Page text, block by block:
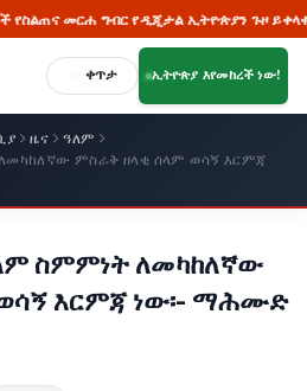
ግብር የዲጂታል ኢትዮጵያን ጉዞ ይቀላቀሉ
ቀጥታ ኢትዮጵያ እየመከረች ነው!
ዜና
ዓለም
ምስራቅ ዘላቂ ሰላም ወሳኝ እርምጃ
ስምምነት ለመካከለኛው
እርምጃ ነው፡- ማሕሙድ